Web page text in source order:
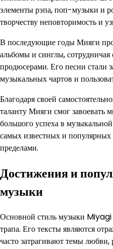
элементы рэпа, поп-музыки и
творчеству неповторимость и
В последующие годы Мияги
альбомы и синглы,
продюсерами. Его песни стали
музыкальных чартов и
Благодаря своей
таланту Мияги смог завоевать
большого успеха в
самых известных и популярных
пределами.
Достижения и
музыки
Основной стиль музыки
трапа. Его тексты являются
часто затрагивают темы любви,